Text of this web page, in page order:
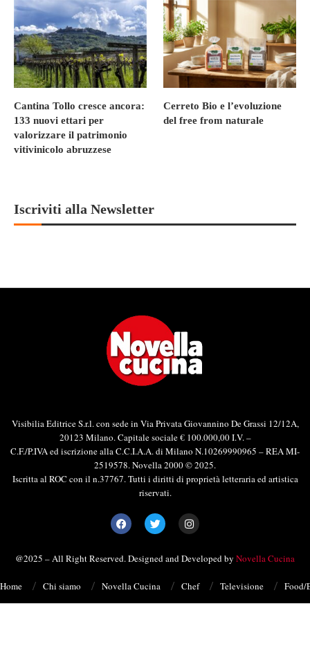
Cantina Tollo cresce ancora:
133 nuovi ettari per
valorizzare il patrimonio
vitivinicolo abruzzese
Cerreto Bio e l’evoluzione
del free from naturale
Iscriviti alla Newsletter
Visibilia Editrice S.r.l. con sede in Via Privata Giovannino De Grassi 12/12A,
20123 Milano. Capitale sociale € 100.000,00 I.V. –
C.F./P.IVA ed iscrizione alla C.C.I.A.A. di Milano N.10269990965 – REA MI-
2519578. Novella 2000 © 2025.
Iscritta al ROC con il n.37767. Tutti i diritti di proprietà letteraria ed artistica
riservati.
@2025 – All Right Reserved. Designed and Developed by Novella Cucina
Home Chi siamo Novella Cucina Chef Televisione Food/